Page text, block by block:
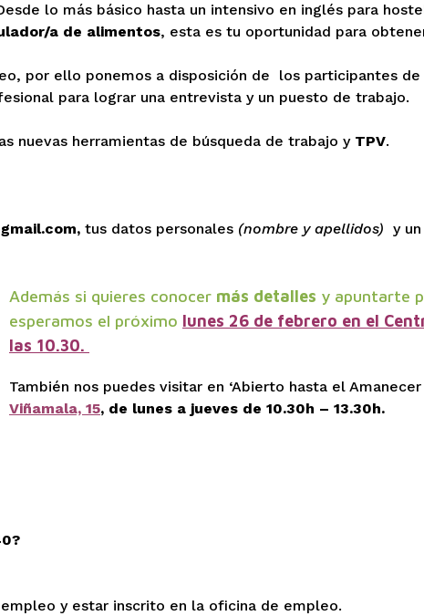
lo más básico hasta un intensivo en inglés para
a de alimentos, esta es tu oportunidad para
por ello ponemos a disposición de los participantes
para lograr una entrevista y un puesto de trabajo.
nuevas herramientas de búsqueda de trabajo y TPV.
tus datos personales (nombre y apellidos) y
Además si quieres conocer más detalles y apuntarte
esperamos el próximo lunes 26 de febrero en el
las 10.30.
También nos puedes visitar en ‘Abierto hasta el
Viñamala, 15, de lunes a jueves de 10.30h – 13.30h.
y estar inscrito en la oficina de empleo.